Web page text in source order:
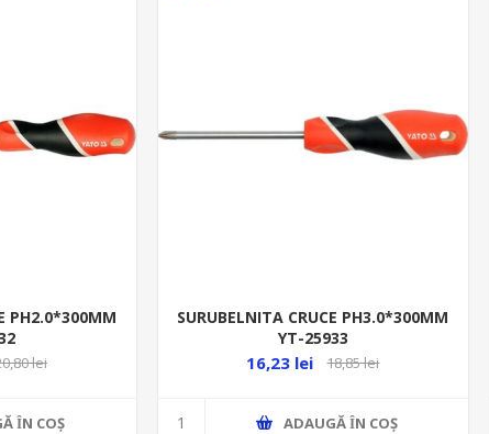
PH2.0*300MM
lei
ȊN COŞ
SURUBELNITA CRUCE PH3.0*300MM
YT-25933
16,23 lei 18,85 lei
ADAUGĂ ȊN COŞ